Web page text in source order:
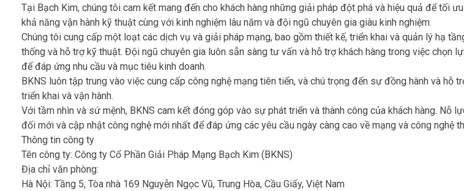
Tại Bạch Kim, chúng tôi cam kết mang đến cho khách hàng những giải pháp đột phá và hiệu quả để tối
khả năng vận hành kỹ thuật cùng với kinh nghiệm lâu năm và đội ngũ chuyên gia giàu kinh nghiệm.
Chúng tôi cung cấp một loạt các dịch vụ và giải pháp mạng, bao gồm thiết kế, triển khai và quản lý hạ
thống và hỗ trợ kỹ thuật. Đội ngũ chuyên gia luôn sẵn sàng tư vấn và hỗ trợ khách hàng trong việc chọn
để đáp ứng nhu cầu và mục tiêu kinh doanh.
BKNS luôn tập trung vào việc cung cấp công nghệ mạng tiên tiến, và chú trọng đến sự đồng hành và hỗ
triển khai và vận hành.
Với tầm nhìn và sứ mệnh, BKNS cam kết đóng góp vào sự phát triển và thành công của khách hàng. Nỗ
đối mới và cập nhật công nghệ mới nhất để đáp ứng các yêu cầu ngày càng cao về mạng và công nghệ
Thông tin công ty
Tên công ty: Công ty Cổ Phần Giải Pháp Mạng Bạch Kim (BKNS)
Địa chỉ văn phòng:
Hà Nội: Tầng 5, Tòa nhà 169 Nguyễn Ngọc Vũ, Trung Hòa, Cầu Giấy, Việt Nam